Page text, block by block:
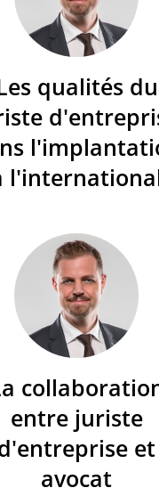
qualités du
entre juriste
et
avocat